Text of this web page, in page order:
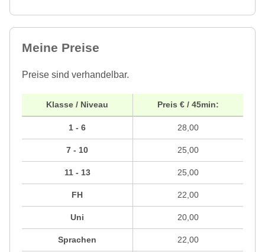
Meine Preise
Preise sind verhandelbar.
Klasse / Niveau
1 - 6
7 - 10
11 - 13
FH
Uni
Sprachen
Preis € / 45min:
28,00
25,00
25,00
22,00
20,00
22,00